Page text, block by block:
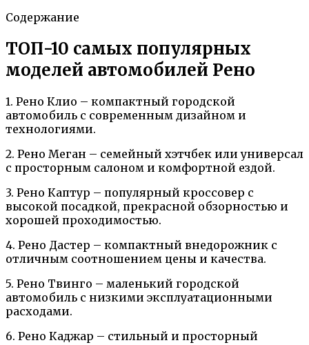
Содержание
ТОП-10 самых популярных
моделей автомобилей Рено
1. Рено Клио – компактный городской
автомобиль с современным дизайном и
технологиями.
2. Рено Меган – семейный хэтчбек или универсал
с просторным салоном и комфортной ездой.
3. Рено Каптур – популярный кроссовер с
высокой посадкой, прекрасной обзорностью и
хорошей проходимостью.
4. Рено Дастер – компактный внедорожник с
отличным соотношением цены и качества.
5. Рено Твинго – маленький городской
автомобиль с низкими эксплуатационными
расходами.
6. Рено Каджар – стильный и просторный